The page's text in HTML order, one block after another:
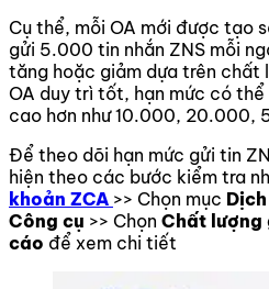
Cụ thể, mỗi OA mới được tạo
gửi 5.000 tin nhắn ZNS mỗi
tăng hoặc giảm dựa trên chất
OA duy trì tốt, hạn mức có
cao hơn như 10.000, 20.000,
Để theo dõi hạn mức gửi tin
hiện theo các bước kiểm tra
khoản ZCA >> Chọn mục
Công cụ >> Chọn Chất lượng
cáo để xem chi tiết